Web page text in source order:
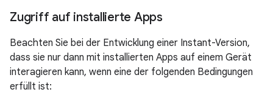
Zugriff auf installierte Apps
Beachten Sie bei der Entwicklung einer Instant-Version,
dass sie nur dann mit installierten Apps auf einem Gerät
interagieren kann, wenn eine der folgenden Bedingungen
erfüllt ist: